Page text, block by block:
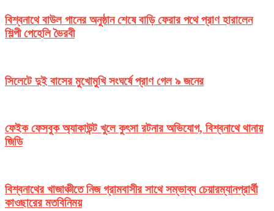
বিশ্বনাথে বাউল গানের অনুষ্ঠান শেষে বাড়ি ফেরার পথে প্রাণ হারালেন
শিল্পী পেহেলি ভৈরবী
সিলেটে দুই বাসের মুখোমুখি সংঘর্ষে প্রাণ গেল ৯ জনের
ফেইক ফেসবুক অ্যাকাউন্ট খুলে কুৎসা রটনার অভিযোগ, বিশ্বনাথে থানায়
জিডি
বিশ্বনাথের খাজাঞ্চীতে নিজ গ্রামবাসীর সাথে সম্ভাব্য চেয়ারম্যানপ্রার্থী
কাওছারের মতবিনিময়